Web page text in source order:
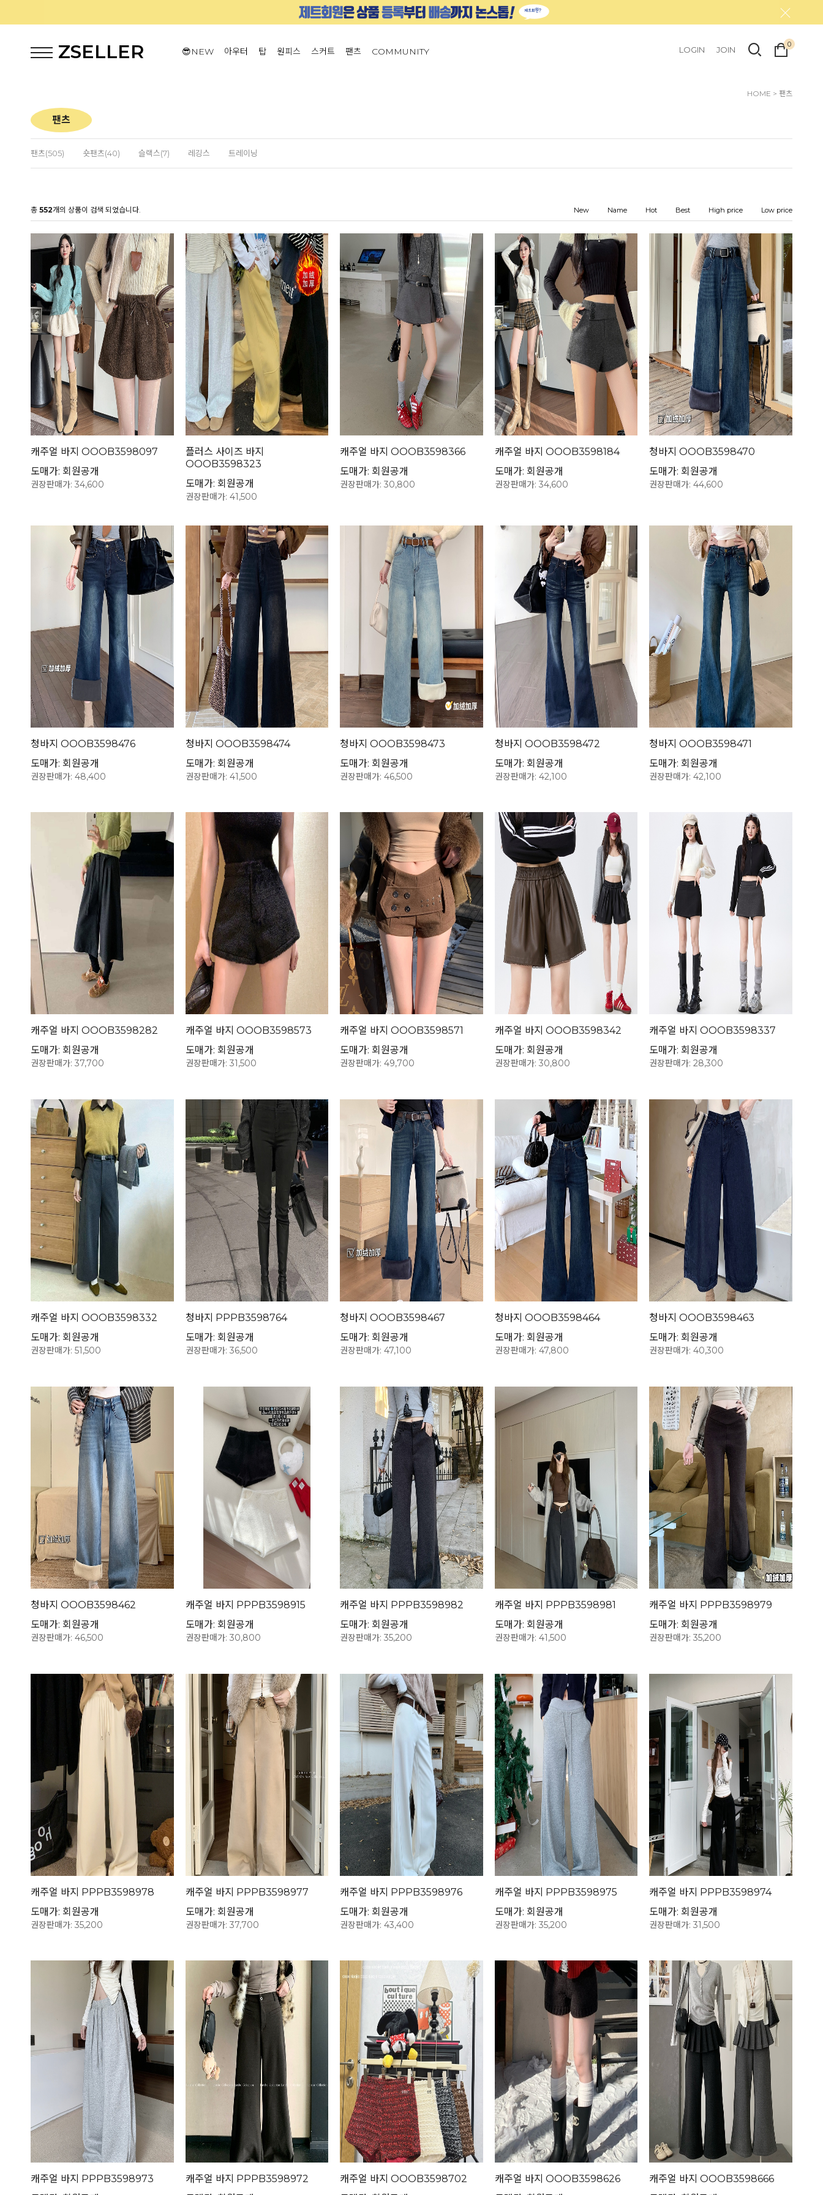
ZSELLER 😎NEW 아우터 탑 원피스 스커트 팬츠 COMMUNITY LOGIN JOIN
0
HOME > 팬츠
팬츠
팬츠(505) 숏팬츠(40) 슬랙스(7) 레깅스 트레이닝
총 552개의 상품이 검색 되었습니다. New Name Hot Best High price Low price
캐주얼 바지 OOOB3598097
도매가: 회원공개
권장판매가: 34,600
플러스 사이즈 바지
OOOB3598323
도매가: 회원공개
권장판매가: 41,500
캐주얼 바지 OOOB3598366
도매가: 회원공개
권장판매가: 30,800
캐주얼 바지 OOOB3598184
도매가: 회원공개
권장판매가: 34,600
청바지 OOOB3598470
도매가: 회원공개
권장판매가: 44,600
청바지 OOOB3598476
도매가: 회원공개
권장판매가: 48,400
청바지 OOOB3598474
도매가: 회원공개
권장판매가: 41,500
청바지 OOOB3598473
도매가: 회원공개
권장판매가: 46,500
청바지 OOOB3598472
도매가: 회원공개
권장판매가: 42,100
청바지 OOOB3598471
도매가: 회원공개
권장판매가: 42,100
캐주얼 바지 OOOB3598282
도매가: 회원공개
권장판매가: 37,700
캐주얼 바지 OOOB3598573
도매가: 회원공개
권장판매가: 31,500
캐주얼 바지 OOOB3598571
도매가: 회원공개
권장판매가: 49,700
캐주얼 바지 OOOB3598342
도매가: 회원공개
권장판매가: 30,800
캐주얼 바지 OOOB3598337
도매가: 회원공개
권장판매가: 28,300
캐주얼 바지 OOOB3598332
도매가: 회원공개
권장판매가: 51,500
청바지 PPPB3598764
도매가: 회원공개
권장판매가: 36,500
청바지 OOOB3598467
도매가: 회원공개
권장판매가: 47,100
청바지 OOOB3598464
도매가: 회원공개
권장판매가: 47,800
청바지 OOOB3598463
도매가: 회원공개
권장판매가: 40,300
청바지 OOOB3598462
도매가: 회원공개
권장판매가: 46,500
캐주얼 바지 PPPB3598915
도매가: 회원공개
권장판매가: 30,800
캐주얼 바지 PPPB3598982
도매가: 회원공개
권장판매가: 35,200
캐주얼 바지 PPPB3598981
도매가: 회원공개
권장판매가: 41,500
캐주얼 바지 PPPB3598979
도매가: 회원공개
권장판매가: 35,200
캐주얼 바지 PPPB3598978
도매가: 회원공개
권장판매가: 35,200
캐주얼 바지 PPPB3598977
도매가: 회원공개
권장판매가: 37,700
캐주얼 바지 PPPB3598976
도매가: 회원공개
권장판매가: 43,400
캐주얼 바지 PPPB3598975
도매가: 회원공개
권장판매가: 35,200
캐주얼 바지 PPPB3598974
도매가: 회원공개
권장판매가: 31,500
캐주얼 바지 PPPB3598973
캐주얼 바지 PPPB3598972
캐주얼 바지 OOOB3598702
캐주얼 바지 OOOB3598626
캐주얼 바지 OOOB3598666